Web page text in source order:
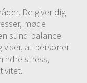
De giver dig
møde
sund balance
viser, at personer
stress,